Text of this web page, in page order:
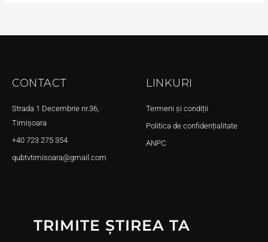
CONTACT
Strada 1 Decembrie nr.36,
Timișoara
+40 723 275 354
qubtvtimisoara@gmail.com
LINKURI
Termeni și condiții
Politica de confidențialitate
ANPC
TRIMITE ȘTIREA TA